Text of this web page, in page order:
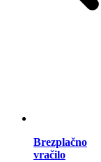
Brezplačno
vračilo